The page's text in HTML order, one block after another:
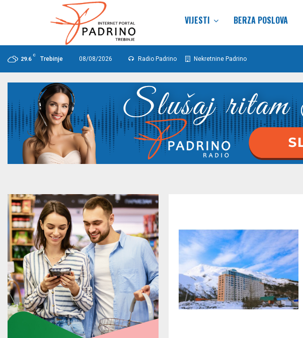
VIJESTI BERZA POSLOVA
29.6
C
Trebinje 08/08/2026 Radio Padrino Nekretnine Padrino